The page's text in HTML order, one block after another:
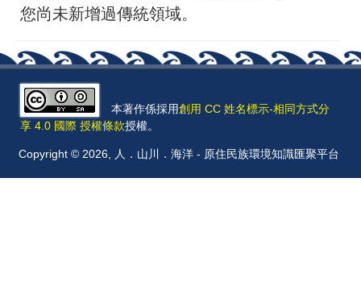
您尚未新增過傳統領域。
本著作係採用創用 CC 姓名標示-相同方式分
享 4.0 國際 授權條款授權。
Copyright © 2026, 人．山川．海洋 - 原住民族環境知識匯聚平台